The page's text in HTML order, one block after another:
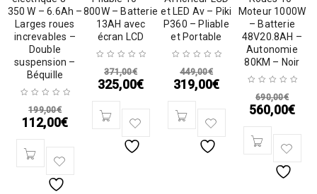
350 W – 6.6Ah –
Larges roues
increvables –
Double
suspension –
Béquille
199,00€
112,00€
800W – Batterie
13AH avec
écran LCD
371,00€
325,00€
et LED Av – Piki
P360 – Pliable
et Portable
449,00€
319,00€
Moteur 1000W
– Batterie
48V20.8AH –
Autonomie
80KM – Noir
690,00€
560,00€